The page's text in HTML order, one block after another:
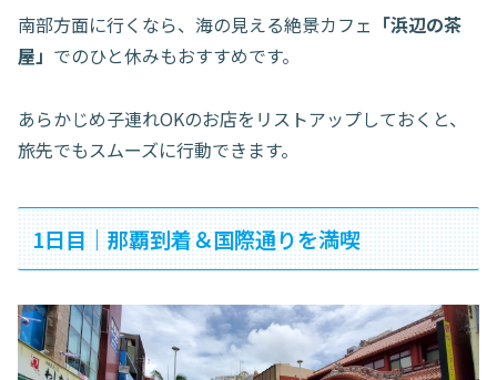
南部方面に行くなら、海の見える絶景カフェ 「浜辺の茶
屋」 でのひと休みもおすすめです。
あらかじめ子連れOKのお店をリストアップしておくと、
旅先でもスムーズに行動できます。
1日目｜那覇到着＆国際通りを満喫